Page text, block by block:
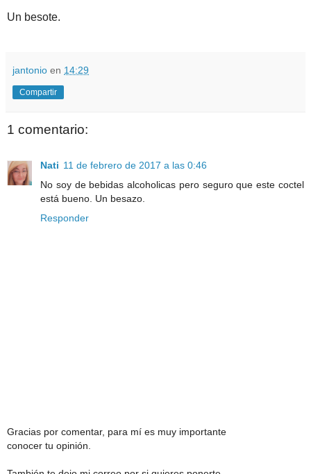
Un besote.
jantonio en 14:29
Compartir
1 comentario:
Nati 11 de febrero de 2017 a las 0:46
No soy de bebidas alcoholicas pero seguro que este coctel
está bueno. Un besazo.
Responder
Gracias por comentar, para mí es muy importante
conocer tu opinión.